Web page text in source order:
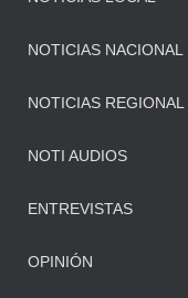
NOTICIAS NACIONAL
NOTICIAS REGIONAL
NOTI AUDIOS
ENTREVISTAS
OPINIÓN